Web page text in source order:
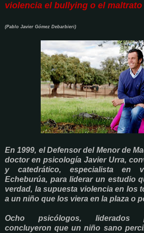
violencia el bullying o el maltrato
(Pablo Javier Gómez Debarbieri)
En 1999, el Defensor del Menor de
doctor en psicología Javier Urra,
y catedrático, especialista en
Echeburúa, para liderar un estudio
verdad, la supuesta violencia en los
a un niño que los viera en la plaza o
Ocho psicólogos, liderados
concluyeron que un niño sano